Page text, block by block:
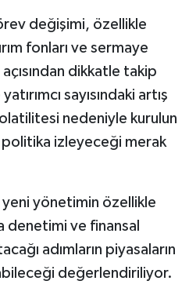
değişimi, özellikle
fonları ve sermaye
dikkatle takip
sayısındaki artış
nedeniyle kurulun
izleyeceği merak
yönetimin özellikle
denetimi ve finansal
adımların piyasaların
değerlendiriliyor.